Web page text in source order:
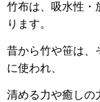
竹布は、吸水性・
ります。
昔から竹や笹は、
に使われ、
清める力や癒しの